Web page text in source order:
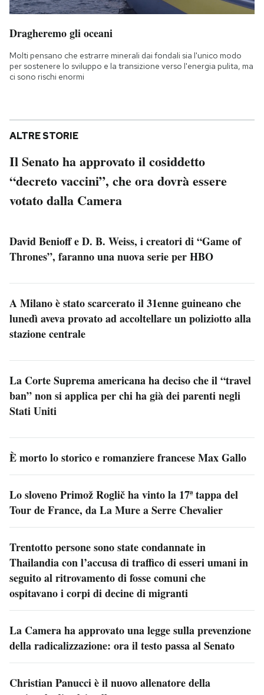
Dragheremo gli oceani
Molti pensano che estrarre minerali dai fondali sia l'unico modo
per sostenere lo sviluppo e la transizione verso l'energia pulita, ma
ci sono rischi enormi
ALTRE STORIE
Il Senato ha approvato il cosiddetto
“decreto vaccini”, che ora dovrà essere
votato dalla Camera
David Benioff e D. B. Weiss, i creatori di “Game of
Thrones”, faranno una nuova serie per HBO
A Milano è stato scarcerato il 31enne guineano che
lunedì aveva provato ad accoltellare un poliziotto alla
stazione centrale
La Corte Suprema americana ha deciso che il “travel
ban” non si applica per chi ha già dei parenti negli
Stati Uniti
È morto lo storico e romanziere francese Max Gallo
Lo sloveno Primož Roglič ha vinto la 17ª tappa del
Tour de France, da La Mure a Serre Chevalier
Trentotto persone sono state condannate in
Thailandia con l’accusa di traffico di esseri umani in
seguito al ritrovamento di fosse comuni che
ospitavano i corpi di decine di migranti
La Camera ha approvato una legge sulla prevenzione
della radicalizzazione: ora il testo passa al Senato
Christian Panucci è il nuovo allenatore della